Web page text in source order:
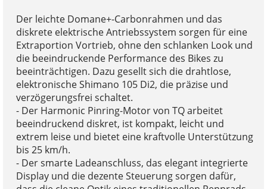
Der leichte Domane+-Carbonrahmen und das
diskrete elektrische Antriebssystem sorgen für eine
Extraportion Vortrieb, ohne den schlanken Look und
die beeindruckende Performance des Bikes zu
beeinträchtigen. Dazu gesellt sich die drahtlose,
elektronische Shimano 105 Di2, die präzise und
verzögerungsfrei schaltet.
- Der Harmonic Pinring-Motor von TQ arbeitet
beeindruckend diskret, ist kompakt, leicht und
extrem leise und bietet eine kraftvolle Unterstützung
bis 25 km/h.
- Der smarte Ladeanschluss, das elegant integrierte
Display und die dezente Steuerung sorgen dafür,